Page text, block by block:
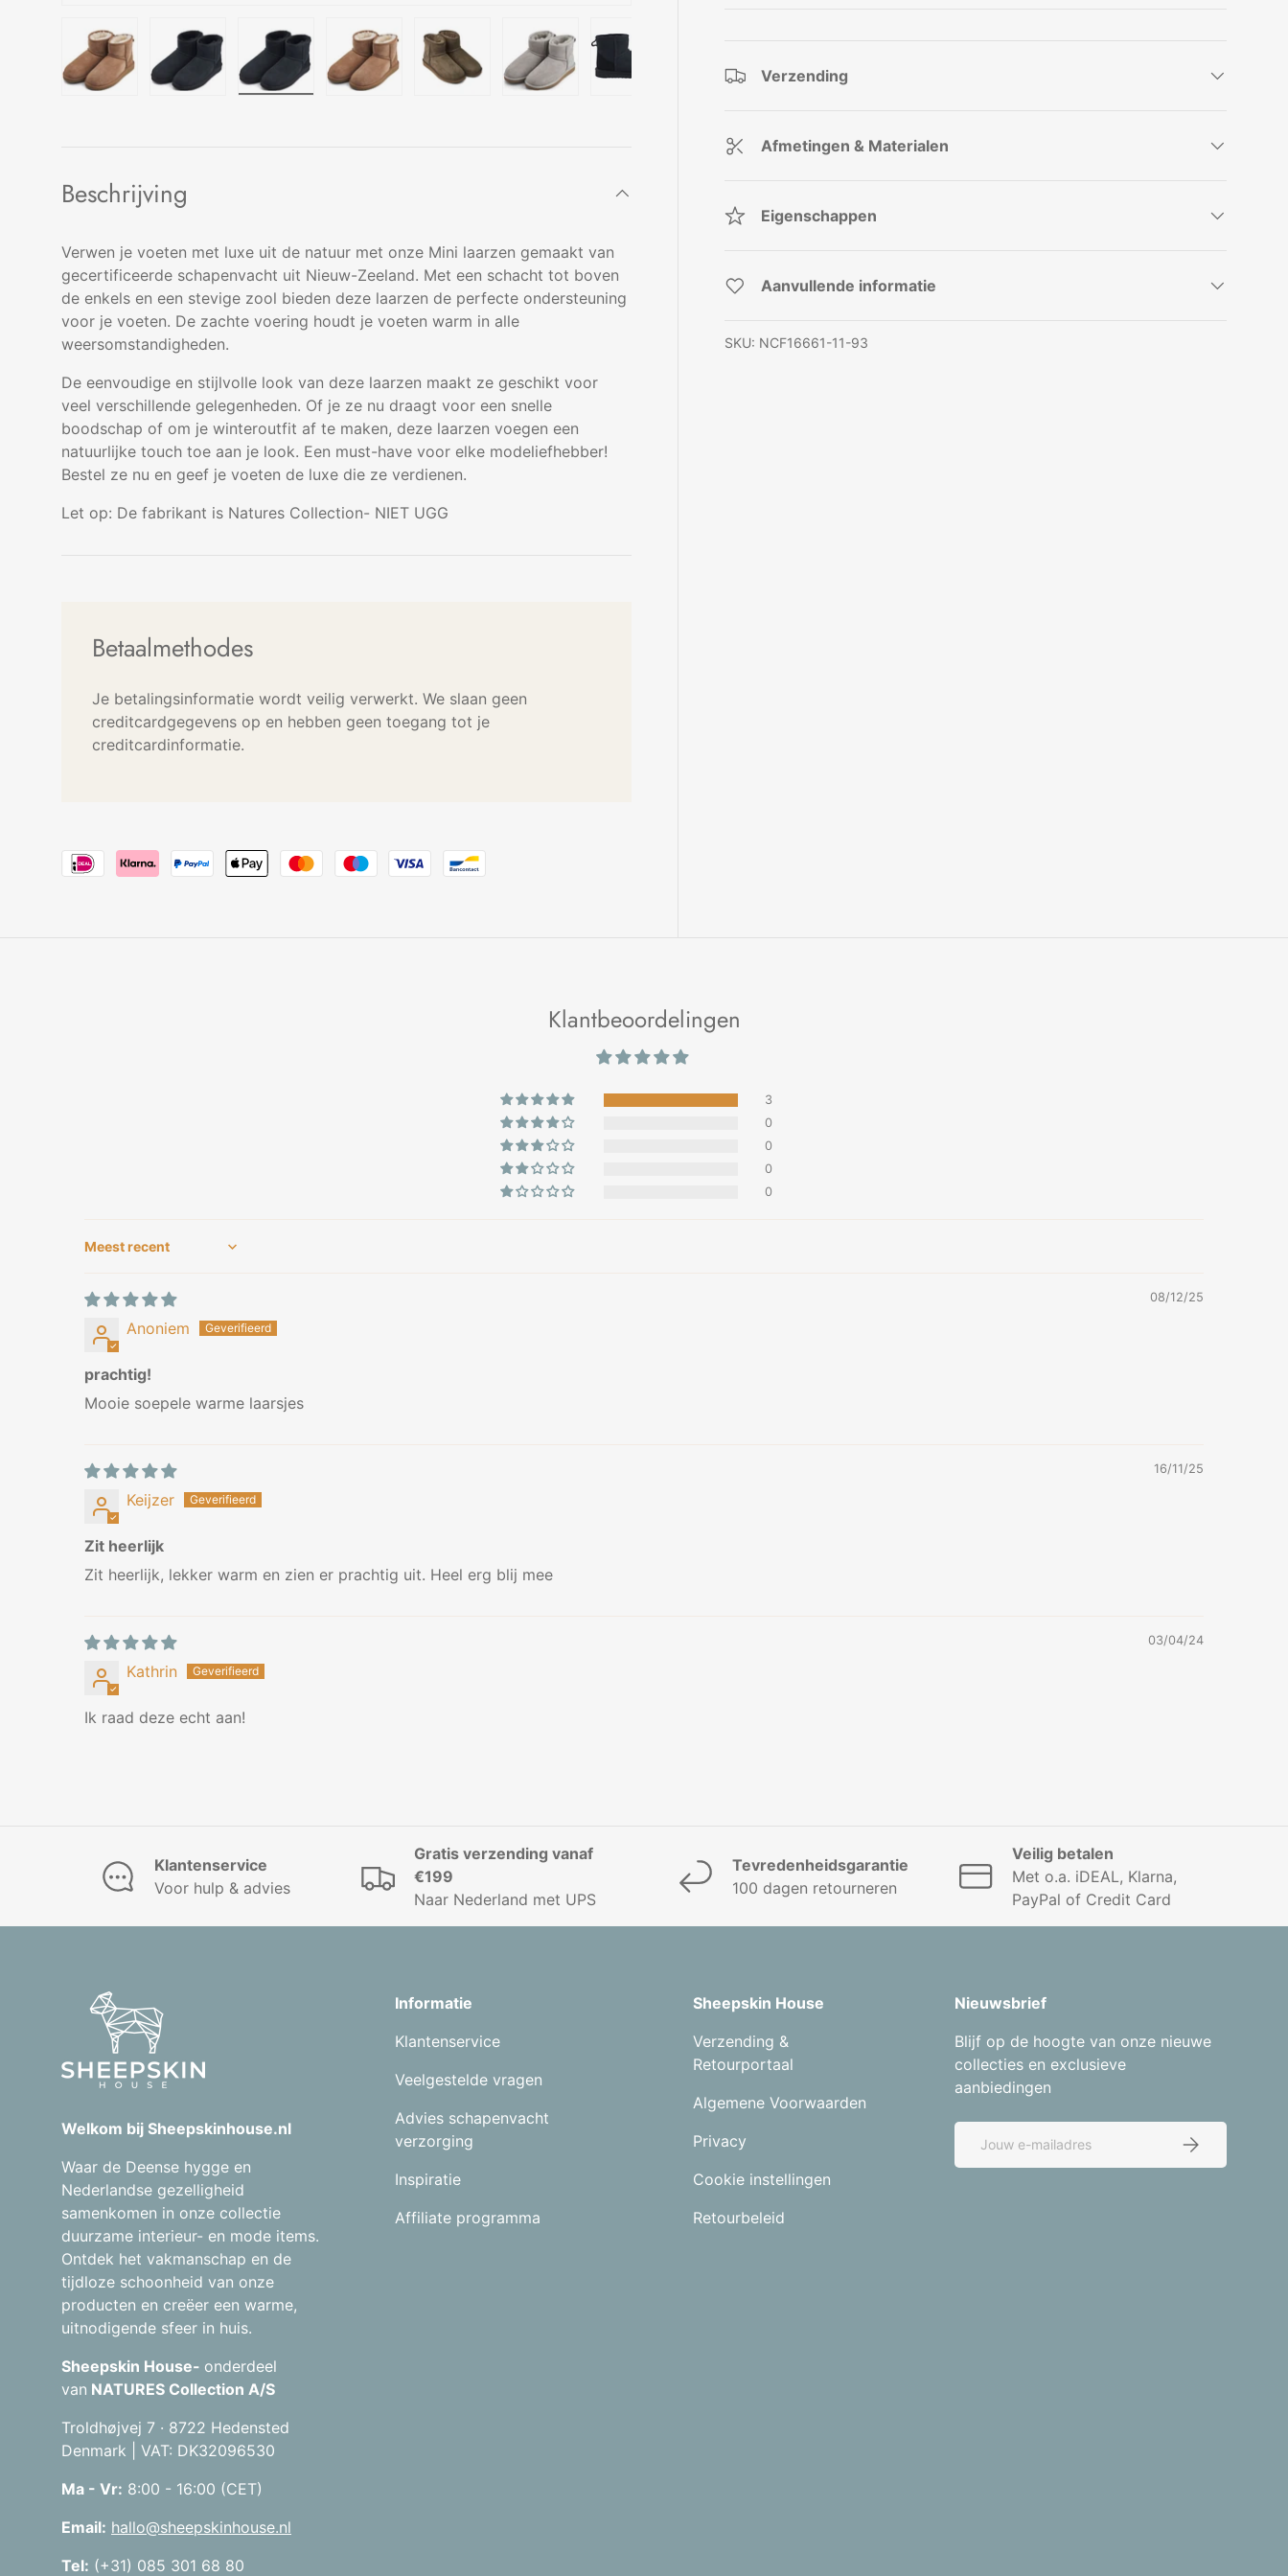
Verzending
Afmetingen & Materialen
Eigenschappen
Aanvullende informatie
SKU: NCF16661-11-93
Beschrijving
Verwen je voeten met luxe uit de natuur met onze Mini laarzen gemaakt van
gecertificeerde schapenvacht uit Nieuw-Zeeland. Met een schacht tot boven
de enkels en een stevige zool bieden deze laarzen de perfecte ondersteuning
voor je voeten. De zachte voering houdt je voeten warm in alle
weersomstandigheden.
De eenvoudige en stijlvolle look van deze laarzen maakt ze geschikt voor
veel verschillende gelegenheden. Of je ze nu draagt voor een snelle
boodschap of om je winteroutfit af te maken, deze laarzen voegen een
natuurlijke touch toe aan je look. Een must-have voor elke modeliefhebber!
Bestel ze nu en geef je voeten de luxe die ze verdienen.
Let op: De fabrikant is Natures Collection- NIET UGG
Betaalmethodes
Je betalingsinformatie wordt veilig verwerkt. We slaan geen
creditcardgegevens op en hebben geen toegang tot je
creditcardinformatie.
Klantbeoordelingen
3
0
0
0
0
Sort by
08/12/25
Anoniem
prachtig!
Mooie soepele warme laarsjes
16/11/25
Keijzer
Zit heerlijk
Zit heerlijk, lekker warm en zien er prachtig uit. Heel erg blij mee
03/04/24
Kathrin
Ik raad deze echt aan!
Klantenservice
Voor hulp & advies
Gratis verzending vanaf
€199
Naar Nederland met UPS
Tevredenheidsgarantie
100 dagen retourneren
Veilig betalen
Met o.a. iDEAL, Klarna,
PayPal of Credit Card
Welkom bij Sheepskinhouse.nl
Waar de Deense hygge en
Nederlandse gezelligheid
samenkomen in onze collectie
duurzame interieur- en mode items.
Ontdek het vakmanschap en de
tijdloze schoonheid van onze
producten en creëer een warme,
uitnodigende sfeer in huis.
Sheepskin House- onderdeel
van NATURES Collection A/S
Troldhøjvej 7 · 8722 Hedensted
Denmark | VAT: DK32096530
Ma - Vr: 8:00 - 16:00 (CET)
Email: hallo@sheepskinhouse.nl
Tel: (+31) 085 301 68 80
Informatie
Klantenservice
Veelgestelde vragen
Advies schapenvacht
verzorging
Inspiratie
Affiliate programma
Sheepskin House
Verzending &
Retourportaal
Algemene Voorwaarden
Privacy
Cookie instellingen
Retourbeleid
Nieuwsbrief
Blijf op de hoogte van onze nieuwe
collecties en exclusieve
aanbiedingen
Abonneer